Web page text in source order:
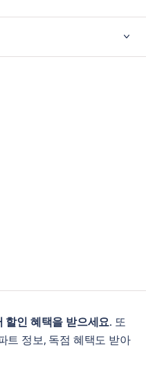
할인 혜택을 받으세요. 또
트 정보, 독점 혜택도 받아